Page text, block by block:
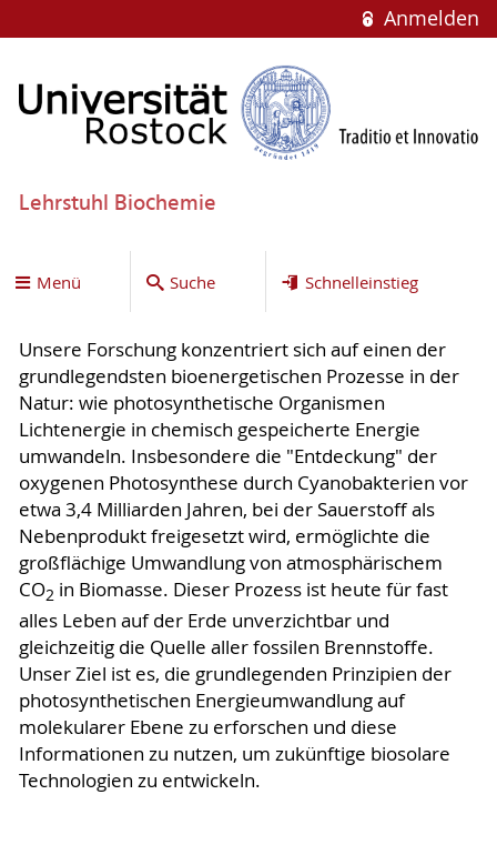
Anmelden
Lehrstuhl Biochemie
Menü Suche Schnelleinstieg
Unsere Forschung konzentriert sich auf einen der
grundlegendsten bioenergetischen Prozesse in der
Natur: wie photosynthetische Organismen
Lichtenergie in chemisch gespeicherte Energie
umwandeln. Insbesondere die "Entdeckung" der
oxygenen Photosynthese durch Cyanobakterien vor
etwa 3,4 Milliarden Jahren, bei der Sauerstoff als
Nebenprodukt freigesetzt wird, ermöglichte die
großflächige Umwandlung von atmosphärischem
CO2 in Biomasse. Dieser Prozess ist heute für fast
alles Leben auf der Erde unverzichtbar und
gleichzeitig die Quelle aller fossilen Brennstoffe.
Unser Ziel ist es, die grundlegenden Prinzipien der
photosynthetischen Energieumwandlung auf
molekularer Ebene zu erforschen und diese
Informationen zu nutzen, um zukünftige biosolare
Technologien zu entwickeln.